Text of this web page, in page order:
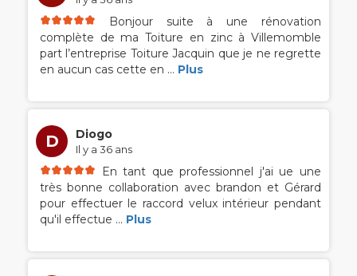
Bonjour suite à une rénovation
complète de ma Toiture en zinc à Villemomble
part l’entreprise Toiture Jacquin que je ne regrette
en aucun cas cette en ... Plus
D Diogo
Il y a 36 ans
En tant que professionnel j'ai ue une
très bonne collaboration avec brandon et Gérard
pour effectuer le raccord velux intérieur pendant
qu'il effectue ... Plus